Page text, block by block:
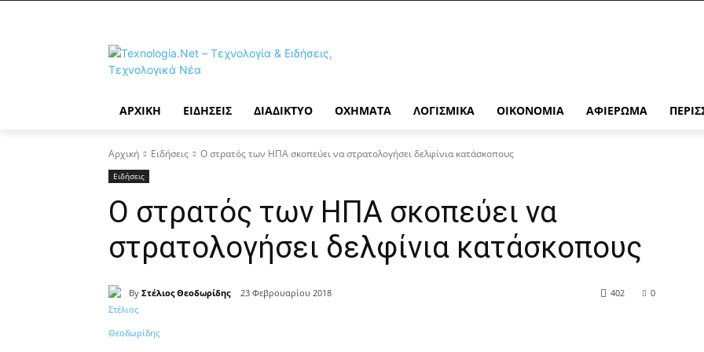
ΑΡΧΙΚΉ ΕΙΔΉΣΕΙΣ ΔΙΑΔΊΚΤΥΟ ΟΧΉΜΑΤΑ ΛΟΓΙΣΜΙΚΆ ΟΙΚΟΝΟΜΊΑ ΑΦΙΈΡΩΜΑ
Αρχική Ειδήσεις Ο στρατός των ΗΠΑ σκοπεύει να στρατολογήσει δελφίνια κατάσκοπους
Ειδήσεις
Ο στρατός των ΗΠΑ σκοπεύει να
στρατολογήσει δελφίνια κατάσκοπους
By Στέλιος Θεοδωρίδης 23 Φεβρουαρίου 2018 0
402
Κοινοποίηση